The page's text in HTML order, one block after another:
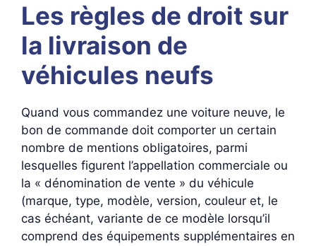
Les règles de droit sur
la livraison de
véhicules neufs
Quand vous commandez une voiture neuve, le
bon de commande doit comporter un certain
nombre de mentions obligatoires, parmi
lesquelles figurent l’appellation commerciale ou
la « dénomination de vente » du véhicule
(marque, type, modèle, version, couleur et, le
cas échéant, variante de ce modèle lorsqu’il
comprend des équipements supplémentaires en